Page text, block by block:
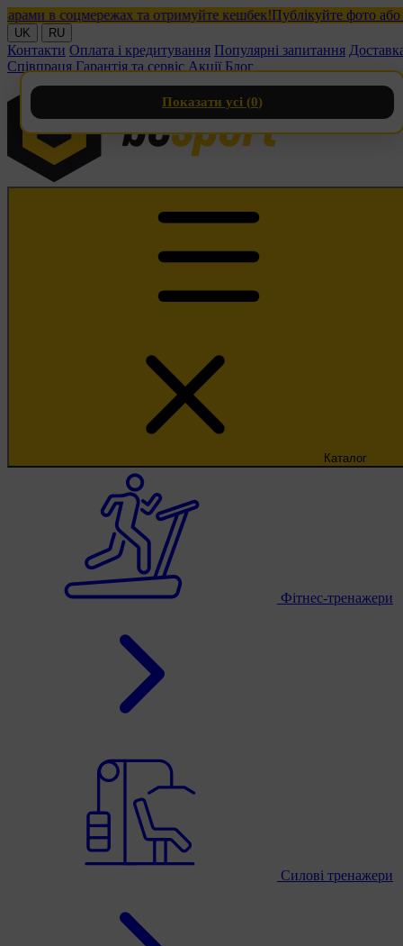
в соцмережах та отримуйте кешбек!Публікуйте фото або
UK RU
Контакти Оплата і кредитування Популярні запитання
Співпраця Гарантія та сервіс Акції Блог
Каталог
Фітнес-тренажери
Силові тренажери
Показати усі (0)